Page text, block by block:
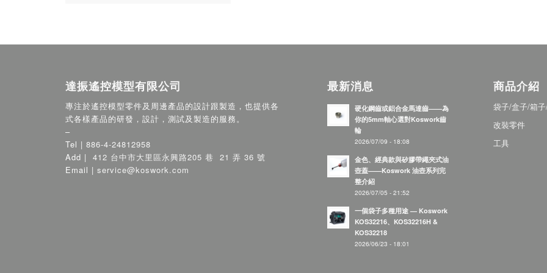
達振遙控模型有限公司
專注於遙控模型零件及周邊產品的設計跟製造，也提供各
式各樣產品的研發，設計，測試及製造的服務。
–
Tel | 886-4-24812958
Add |
412 台中市大里區永興路205 巷 21 弄 36 號
Email | service@koswork.com
最新消息
硬化鋼齒或鋁合金馬達齒——為
你的5mm軸心選對Koswork齒
輪
2026/07/09 - 18:08
金色、經典款與矽膠帶繩夾式油
壺蓋——Koswork 油壺系列完
整介紹
2026/07/05 - 21:52
一個袋子多種用途 — Koswork
KOS32216、KOS32216H &
KOS32218
2026/06/23 - 18:01
商品介紹
袋子/盒子/箱
改裝零件
工具